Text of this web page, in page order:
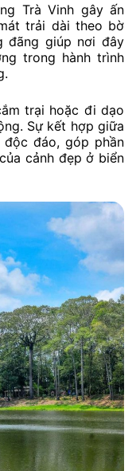
Trà Vinh gây ấn
trải dài theo bờ
đãng giúp nơi đây
trong hành trình
trại hoặc đi dạo
Sự kết hợp giữa
đáo, góp phần
cảnh đẹp ở biển